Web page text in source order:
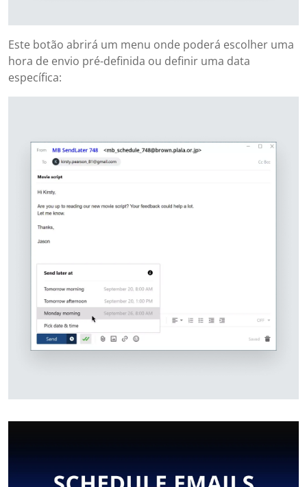
Este botão abrirá um menu onde poderá escolher uma
hora de envio pré-definida ou definir uma data
específica: